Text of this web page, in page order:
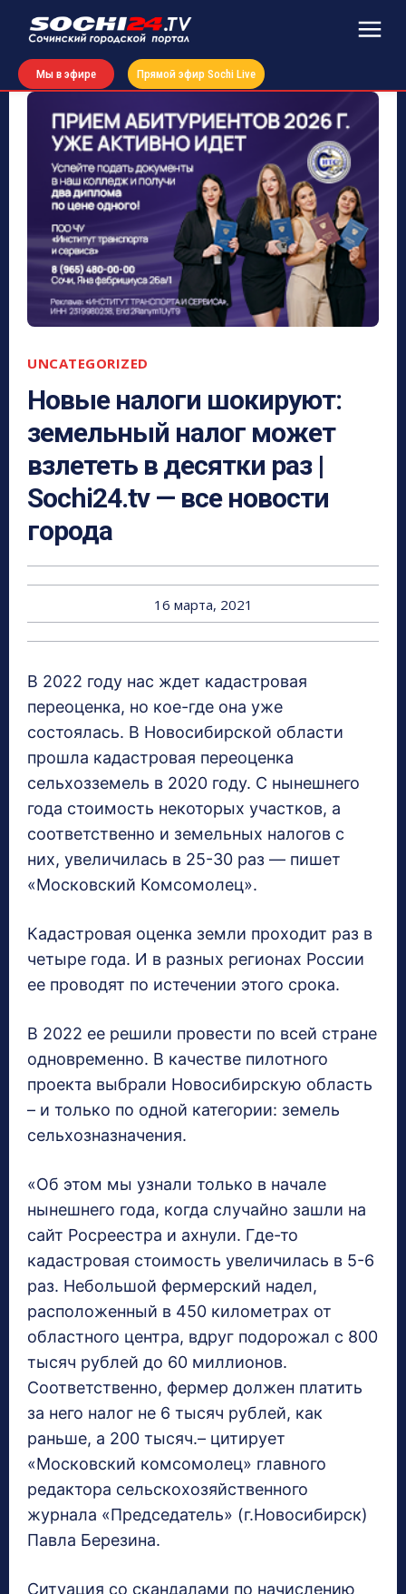
Мы в эфире Прямой эфир Sochi Live
UNCATEGORIZED
Новые налоги шокируют:
земельный налог может
взлететь в десятки раз |
Sochi24.tv — все новости
города
16 марта, 2021
В 2022 году нас ждет кадастровая
переоценка, но кое-где она уже
состоялась. В Новосибирской области
прошла кадастровая переоценка
сельхозземель в 2020 году. С нынешнего
года стоимость некоторых участков, а
соответственно и земельных налогов с
них, увеличилась в 25-30 раз — пишет
«Московский Комсомолец».
Кадастровая оценка земли проходит раз в
четыре года. И в разных регионах России
ее проводят по истечении этого срока.
В 2022 ее решили провести по всей стране
одновременно. В качестве пилотного
проекта выбрали Новосибирскую область
– и только по одной категории: земель
сельхозназначения.
«Об этом мы узнали только в начале
нынешнего года, когда случайно зашли на
сайт Росреестра и ахнули. Где-то
кадастровая стоимость увеличилась в 5-6
раз. Небольшой фермерский надел,
расположенный в 450 километрах от
областного центра, вдруг подорожал с 800
тысяч рублей до 60 миллионов.
Соответственно, фермер должен платить
за него налог не 6 тысяч рублей, как
раньше, а 200 тысяч.– цитирует
«Московский комсомолец» главного
редактора сельскохозяйственного
журнала «Председатель» (г.Новосибирск)
Павла Березина.
Ситуация со скандалами по начислению